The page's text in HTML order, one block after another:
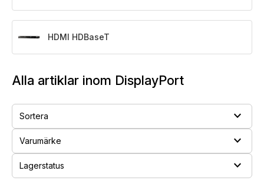
HDMI HDBaseT
Alla artiklar inom DisplayPort
Sortera expand_more
Varumärke expand_more
Lagerstatus expand_more